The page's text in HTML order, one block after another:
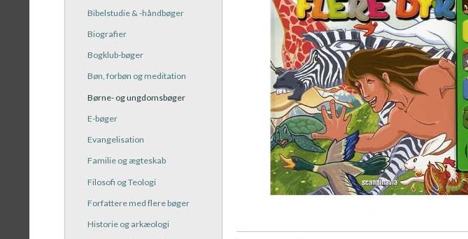
Bibelstudie & -håndbøger
Biografier
Bogklub-bøger
Bøn, forbøn og meditation
Børne- og ungdomsbøger
E-bøger
Evangelisation
Familie og ægteskab
Filosofi og Teologi
Forfattere med flere bøger
Historie og arkæologi